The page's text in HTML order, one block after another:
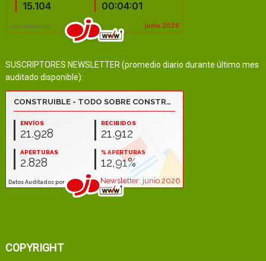
SUSCRIPTORES NEWSLETTER (promedio diario durante último mes
auditado disponible):
COPYRIGHT